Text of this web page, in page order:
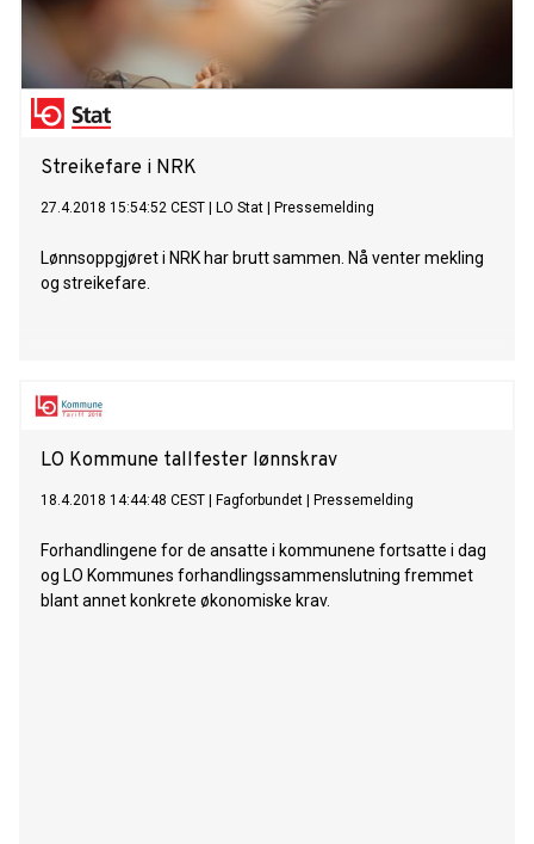
Streikefare i NRK
27.4.2018 15:54:52 CEST LO Stat Pressemelding
Lønnsoppgjøret i NRK har brutt sammen. Nå venter mekling
og streikefare.
LO Kommune tallfester lønnskrav
18.4.2018 14:44:48 CEST Fagforbundet Pressemelding
Forhandlingene for de ansatte i kommunene fortsatte i dag
og LO Kommunes forhandlingssammenslutning fremmet
blant annet konkrete økonomiske krav.